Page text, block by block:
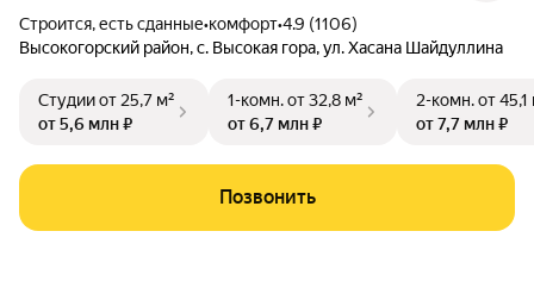
Строится, есть сданные•комфорт•4.9 (1106)
Высокогорский район,с. Высокая гора,ул. Хасана Шайдуллина
Студииот 25,7 м²
от 5,6 млн ₽
1-комн.от 32,8 м²
от 6,7 млн ₽
2-комн.от 45,1
от 7,7 млн ₽
Позвонить